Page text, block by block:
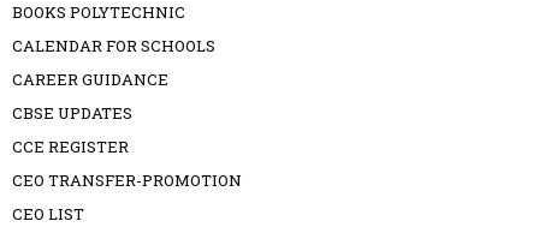
BOOKS POLYTECHNIC
CALENDAR FOR SCHOOLS
CAREER GUIDANCE
CBSE UPDATES
CCE REGISTER
CEO TRANSFER-PROMOTION
CEO LIST